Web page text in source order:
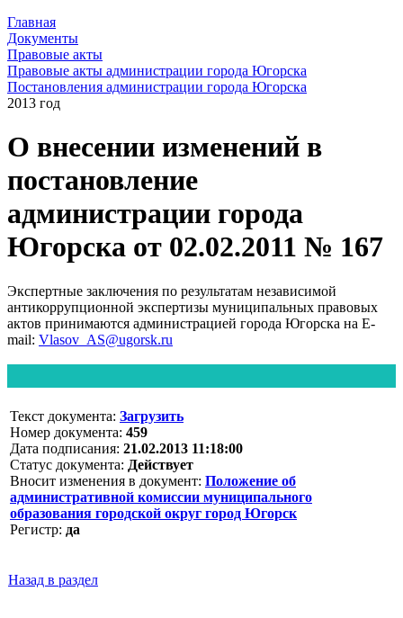
Главная
Документы
Правовые акты
Правовые акты администрации города Югорска
Постановления администрации города Югорска
2013 год
О внесении изменений в
постановление
администрации города
Югорска от 02.02.2011 № 167
Экспертные заключения по результатам независимой
антикоррупционной экспертизы муниципальных правовых
актов принимаются администрацией города Югорска на E-
mail: Vlasov_AS@ugorsk.ru
Текст документа: Загрузить
Номер документа: 459
Дата подписания: 21.02.2013 11:18:00
Статус документа: Действует
Вносит изменения в документ: Положение об
административной комиссии муниципального
образования городской округ город Югорск
Регистр: да
Назад в раздел